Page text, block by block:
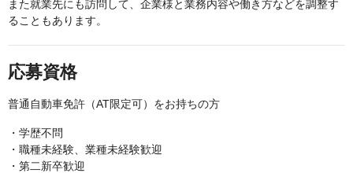
また就業先にも訪問して、企業様と業務内容や働き方などを調整す
ることもあります。
応募資格
普通自動車免許（AT限定可）をお持ちの方
・学歴不問
・職種未経験、業種未経験歓迎
・第二新卒歓迎